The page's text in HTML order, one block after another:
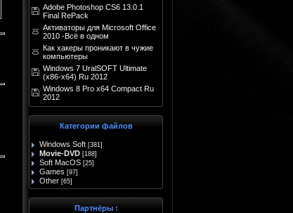
Adobe Photoshop CS6 13.0.1
Final RePack
Активаторы для Microsoft Office
2010 -Всё в одном
Как хакеры проникают в чужие
компьютеры
Windows 7 UralSOFT Ultimate
(x86-x64) Ru 2012
Windows 8 Pro x64 Compact Ru
2012
Категории файлов
Windows Soft [381]
Movie-DVD [188]
Soft MacOS [25]
Games [97]
Other [65]
Партнёры :